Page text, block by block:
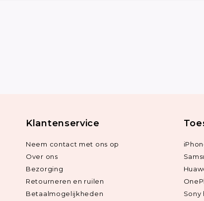
Klantenservice
Neem contact met ons op
Over ons
Bezorging
Retourneren en ruilen
Betaalmogelijkheden
Sony